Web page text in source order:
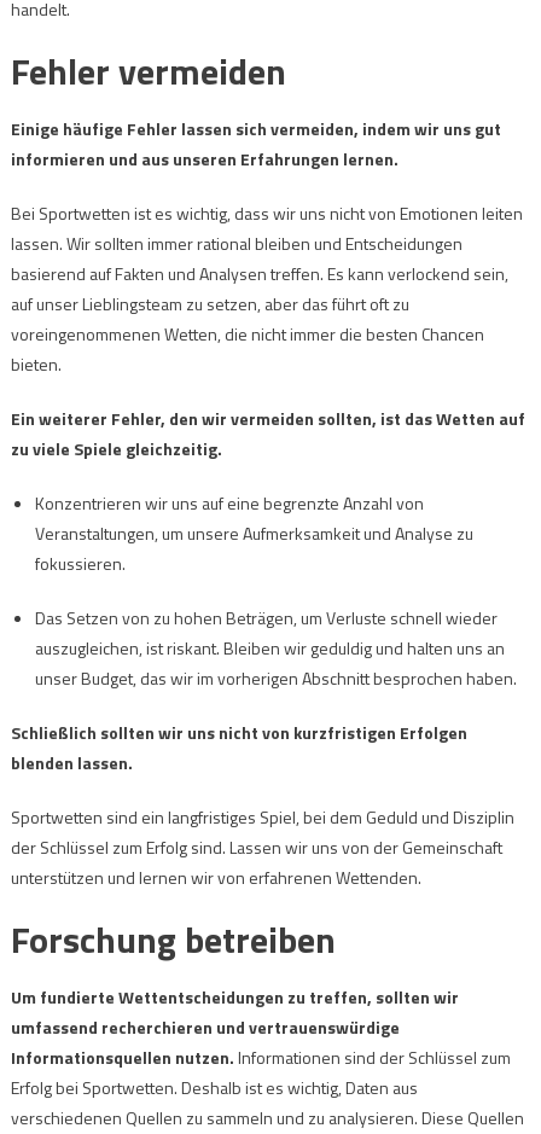
handelt.
Fehler vermeiden
Einige häufige Fehler lassen sich vermeiden, indem wir uns gut
informieren und aus unseren Erfahrungen lernen.
Bei Sportwetten ist es wichtig, dass wir uns nicht von Emotionen leiten
lassen. Wir sollten immer rational bleiben und Entscheidungen
basierend auf Fakten und Analysen treffen. Es kann verlockend sein,
auf unser Lieblingsteam zu setzen, aber das führt oft zu
voreingenommenen Wetten, die nicht immer die besten Chancen
bieten.
Ein weiterer Fehler, den wir vermeiden sollten, ist das Wetten auf
zu viele Spiele gleichzeitig.
Konzentrieren wir uns auf eine begrenzte Anzahl von
Veranstaltungen, um unsere Aufmerksamkeit und Analyse zu
fokussieren.
Das Setzen von zu hohen Beträgen, um Verluste schnell wieder
auszugleichen, ist riskant. Bleiben wir geduldig und halten uns an
unser Budget, das wir im vorherigen Abschnitt besprochen haben.
Schließlich sollten wir uns nicht von kurzfristigen Erfolgen
blenden lassen.
Sportwetten sind ein langfristiges Spiel, bei dem Geduld und Disziplin
der Schlüssel zum Erfolg sind. Lassen wir uns von der Gemeinschaft
unterstützen und lernen wir von erfahrenen Wettenden.
Forschung betreiben
Um fundierte Wettentscheidungen zu treffen, sollten wir
umfassend recherchieren und vertrauenswürdige
Informationsquellen nutzen.Informationen sind der Schlüssel zum
Erfolg bei Sportwetten. Deshalb ist es wichtig, Daten aus
verschiedenen Quellen zu sammeln und zu analysieren. Diese Quellen